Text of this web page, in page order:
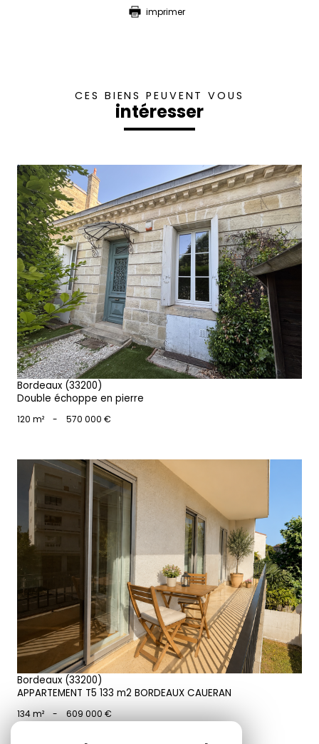
imprimer
CES BIENS PEUVENT VOUS
intéresser
voir le bien
Bordeaux (33200)
Double échoppe en pierre
120 m² - 570 000 €
voir le bien
Bordeaux (33200)
APPARTEMENT T5 133 m2 BORDEAUX CAUERAN
134 m² - 609 000 €